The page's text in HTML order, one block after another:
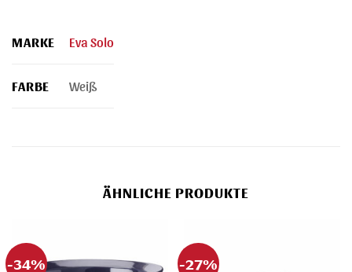
MARKE Eva Solo
FARBE Weiß
ÄHNLICHE PRODUKTE
-34% -27%